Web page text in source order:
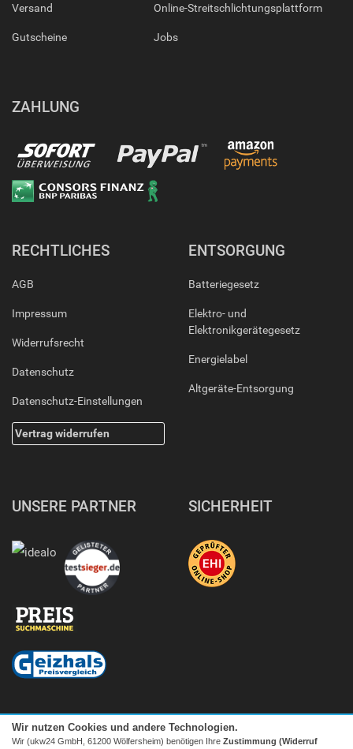
Versand
Gutscheine
Online-Streitschlichtungsplattform
Jobs
ZAHLUNG
RECHTLICHES
AGB
Impressum
Widerrufsrecht
Datenschutz
Datenschutz-Einstellungen
Vertrag widerrufen
ENTSORGUNG
Batteriegesetz
Elektro- und
Elektronikgerätegesetz
Energielabel
Altgeräte-Entsorgung
UNSERE PARTNER SICHERHEIT
Wir nutzen Cookies und andere Technologien.
Wir (ukw24 GmbH, 61200 Wölfersheim) benötigen Ihre Zustimmung (Widerruf